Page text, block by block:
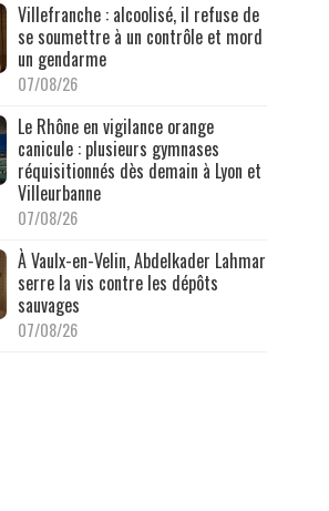
Villefranche : alcoolisé, il refuse de
se soumettre à un contrôle et mord
un gendarme
07/08/26
Le Rhône en vigilance orange
canicule : plusieurs gymnases
réquisitionnés dès demain à Lyon et
Villeurbanne
07/08/26
À Vaulx-en-Velin, Abdelkader Lahmar
serre la vis contre les dépôts
sauvages
07/08/26